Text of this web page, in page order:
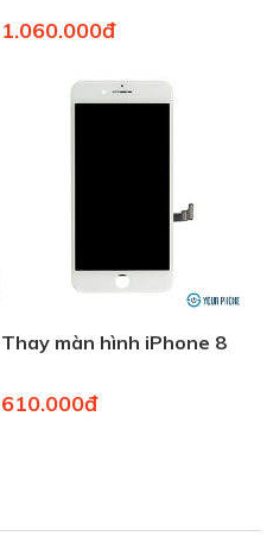
1.060.000đ
Thay màn hình iPhone 8
610.000đ